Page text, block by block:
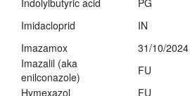
Indolylbutyric acid
PG
Imidacloprid
IN
Imazamox
31/10/2024
Imazalil (aka
enilconazole)
FU
Hymexazol
FU